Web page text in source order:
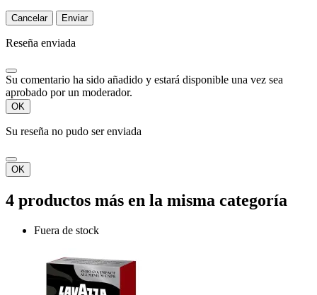
Cancelar Enviar
Reseña enviada
Su comentario ha sido añadido y estará disponible una vez sea
aprobado por un moderador.
OK
Su reseña no pudo ser enviada
OK
4 productos más en la misma categoría
Fuera de stock